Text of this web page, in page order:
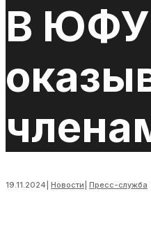
В ЮФУ
19.11.2024 Новости Пресс-служба